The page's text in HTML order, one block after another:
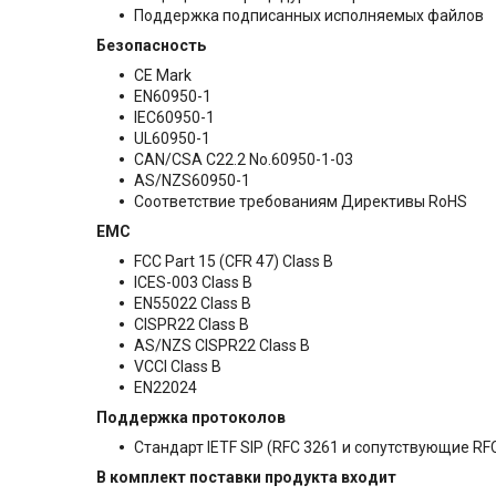
Поддержка подписанных исполняемых файлов
Безопасность
CE Mark
EN60950-1
IEC60950-1
UL60950-1
CAN/CSA C22.2 No.60950-1-03
AS/NZS60950-1
Соответствие требованиям Директивы RoHS
EMC
FCC Part 15 (CFR 47) Class B
ICES-003 Class B
EN55022 Class B
CISPR22 Class B
AS/NZS CISPR22 Class B
VCCI Class B
EN22024
Поддержка протоколов
Стандарт IETF SIP (RFC 3261 и сопутствующие
В комплект поставки продукта входит